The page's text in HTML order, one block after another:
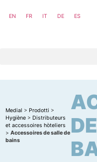
EN FR IT DE ES
Medial > Prodotti >
Hygiène > Distributeurs
et accessoires hòteliers
>Accessoires de salle de
bains